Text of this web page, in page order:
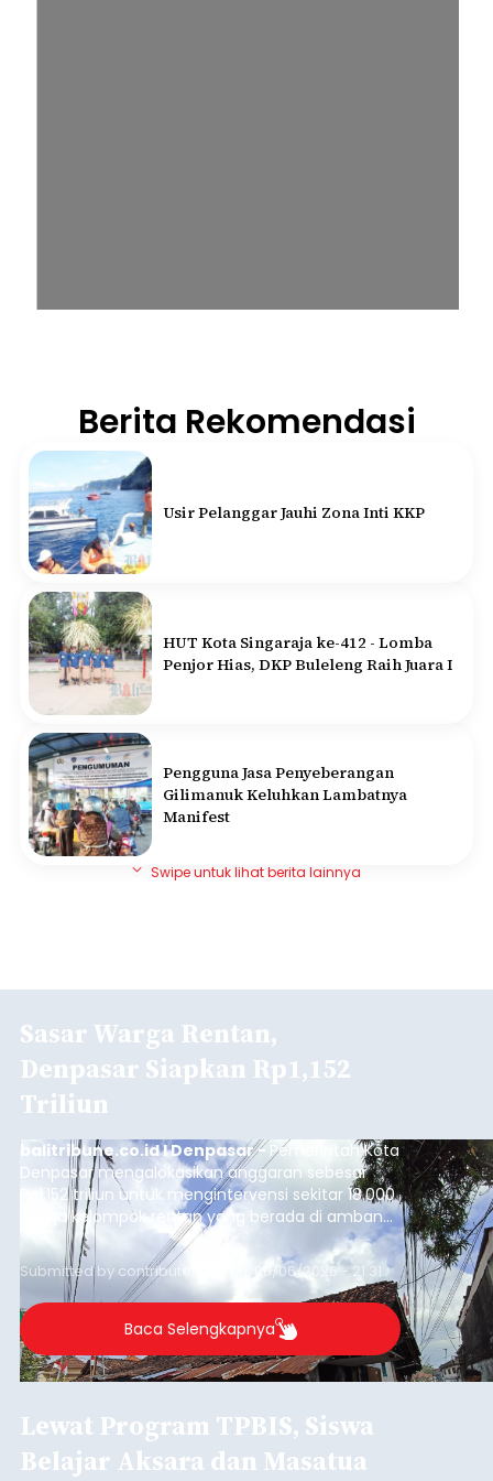
Berita Rekomendasi
Usir Pelanggar Jauhi Zona Inti KKP
HUT Kota Singaraja ke-412 - Lomba
Penjor Hias, DKP Buleleng Raih Juara I
Pengguna Jasa Penyeberangan
Gilimanuk Keluhkan Lambatnya
Manifest
Swipe untuk lihat berita lainnya
Sasar Warga Rentan,
Denpasar Siapkan Rp1,152
Triliun
balitribune.co.id I Denpasar - Pemerintah Kota
Denpasar mengalokasikan anggaran sebesar
Rp1,152 triliun untuk mengintervensi sekitar 18.000
warga kelompok rentan yang berada di ambang
garis kemiskinan. Langkah strategis ini diambil
guna menjaga masyarakat yang berada pada
kelompok desil 5 dan 6 tersebut agar tidak
merosot ke kategori miskin.
Submitted by contributor Thu, 08/06/2026 - 21:31
Baca Selengkapnya
Lewat Program TPBIS, Siswa
Belajar Aksara dan Masatua